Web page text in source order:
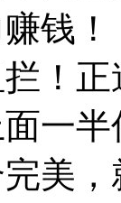
钱！
！
一
美